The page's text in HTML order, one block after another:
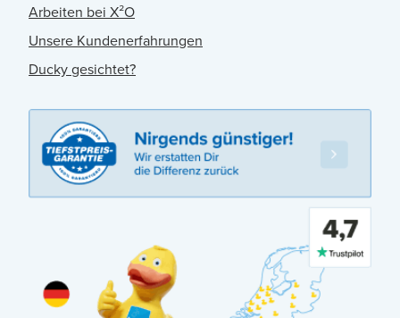
Arbeiten bei X²O
Unsere Kundenerfahrungen
Ducky gesichtet?